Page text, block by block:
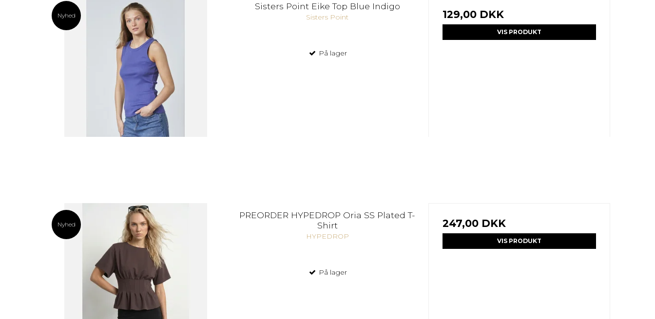
Nyhed
Sisters Point Eike Top Blue Indigo
Sisters Point
På lager
129,00 DKK
VIS PRODUKT
Nyhed
PREORDER HYPEDROP Oria SS Plated T-
Shirt
HYPEDROP
På lager
247,00 DKK
VIS PRODUKT